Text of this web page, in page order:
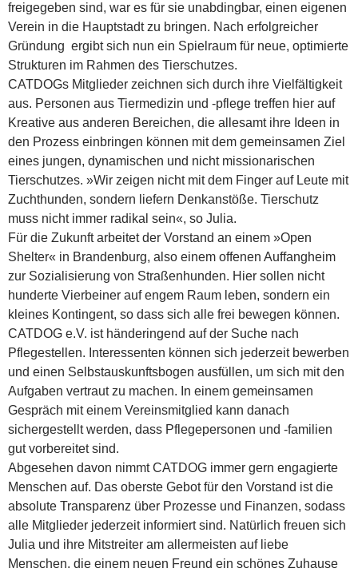
freigegeben sind, war es für sie unabdingbar, einen eigenen
Verein in die Hauptstadt zu bringen. Nach erfolgreicher
Gründung ergibt sich nun ein Spielraum für neue, optimierte
Strukturen im Rahmen des Tierschutzes.
CATDOGs Mitglieder zeichnen sich durch ihre Vielfältigkeit
aus. Personen aus Tiermedizin und -pflege treffen hier auf
Kreative aus anderen Bereichen, die allesamt ihre Ideen in
den Prozess einbringen können mit dem gemeinsamen Ziel
eines jungen, dynamischen und nicht missionarischen
Tierschutzes. »Wir zeigen nicht mit dem Finger auf Leute mit
Zuchthunden, sondern liefern Denkanstöße. Tierschutz
muss nicht immer radikal sein«, so Julia.
Für die Zukunft arbeitet der Vorstand an einem »Open
Shelter« in Brandenburg, also einem offenen Auffangheim
zur Sozialisierung von Straßenhunden. Hier sollen nicht
hunderte Vierbeiner auf engem Raum leben, sondern ein
kleines Kontingent, so dass sich alle frei bewegen können.
CATDOG e.V. ist händeringend auf der Suche nach
Pflegestellen. Interessenten können sich jederzeit bewerben
und einen Selbstauskunftsbogen ausfüllen, um sich mit den
Aufgaben vertraut zu machen. In einem gemeinsamen
Gespräch mit einem Vereinsmitglied kann danach
sichergestellt werden, dass Pflegepersonen und -familien
gut vorbereitet sind.
Abgesehen davon nimmt CATDOG immer gern engagierte
Menschen auf. Das oberste Gebot für den Vorstand ist die
absolute Transparenz über Prozesse und Finanzen, sodass
alle Mitglieder jederzeit informiert sind. Natürlich freuen sich
Julia und ihre Mitstreiter am allermeisten auf liebe
Menschen, die einem neuen Freund ein schönes Zuhause